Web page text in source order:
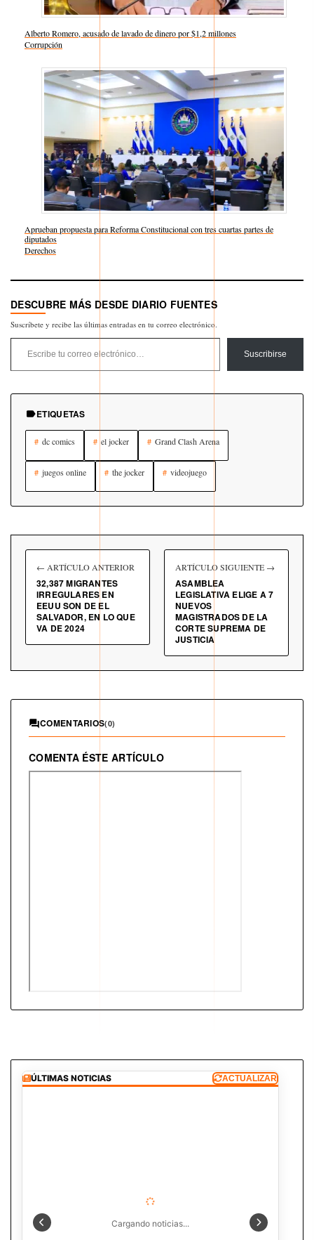
Alberto Romero, acusado de lavado de dinero por $1,2 millones
Respecto a
Corrupción
Aprueban propuesta para Reforma Constitucional con tres cuartas partes de
diputados
Respecto a
Derechos
DESCUBRE MÁS DESDE DIARIO FUENTES
Suscríbete y recibe las últimas entradas en tu correo electrónico.
Escribe tu correo electrónico…
Suscribirse
ETIQUETAS
dc comics el jocker Grand Clash Arena
juegos online the jocker videojuego
← ARTÍCULO ANTERIOR
32,387 MIGRANTES
IRREGULARES EN
EEUU SON DE EL
SALVADOR, EN LO QUE
VA DE 2024
ARTÍCULO SIGUIENTE →
ASAMBLEA
LEGISLATIVA ELIGE A 7
NUEVOS
MAGISTRADOS DE LA
CORTE SUPREMA DE
JUSTICIA
COMENTARIOS(0)
COMENTA ÉSTE ARTÍCULO
ÚLTIMAS NOTICIAS ACTUALIZAR
Cargando noticias...